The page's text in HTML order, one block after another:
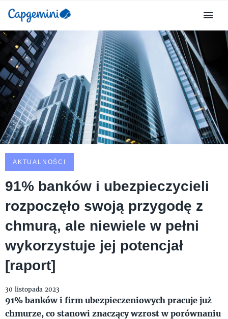
AKTUALNOŚCI
91% banków i ubezpieczycieli
rozpoczęło swoją przygodę z
chmurą, ale niewiele w pełni
wykorzystuje jej potencjał
[raport]
30 listopada 2023
91% banków i firm ubezpieczeniowych pracuje już
chmurze, co stanowi znaczący wzrost w porównaniu